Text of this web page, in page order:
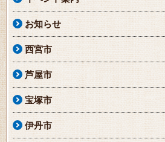
お知らせ
西宮市
芦屋市
宝塚市
伊丹市